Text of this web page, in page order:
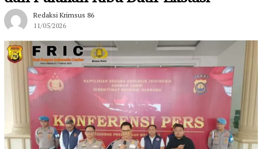
Redaksi Krimsus 86
11/05/2026